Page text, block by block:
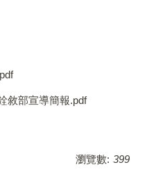
敘部宣導簡報.pdf
瀏覽數: 399